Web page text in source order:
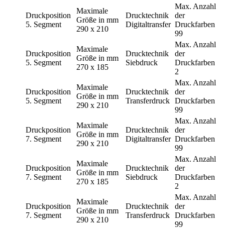
Druckposition
5. Segment
Maximale
Größe in mm
290 x 210
Drucktechnik
Digitaltransfer
Max. Anzahl
der
Druckfarben
99
Druckposition
5. Segment
Maximale
Größe in mm
270 x 185
Drucktechnik
Siebdruck
Max. Anzahl
der
Druckfarben
2
Druckposition
5. Segment
Maximale
Größe in mm
290 x 210
Drucktechnik
Transferdruck
Max. Anzahl
der
Druckfarben
99
Druckposition
7. Segment
Maximale
Größe in mm
290 x 210
Drucktechnik
Digitaltransfer
Max. Anzahl
der
Druckfarben
99
Druckposition
7. Segment
Maximale
Größe in mm
270 x 185
Drucktechnik
Siebdruck
Max. Anzahl
der
Druckfarben
2
Druckposition
7. Segment
Maximale
Größe in mm
290 x 210
Drucktechnik
Transferdruck
Max. Anzahl
der
Druckfarben
99